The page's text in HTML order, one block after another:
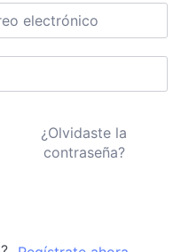
¿Olvidaste la
contraseña?